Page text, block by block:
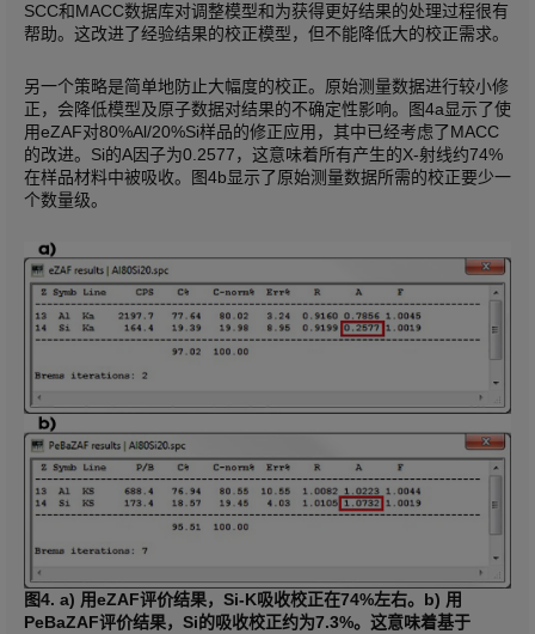
SCC和MACC数据库对调整模型和为获得更好结果的处理过程很有
帮助。这改进了经验结果的校正模型，但不能降低大的校正需求。
另一个策略是简单地防止大幅度的校正。原始测量数据进行较小修
正，会降低模型及原子数据对结果的不确定性影响。图4a显示了使
用eZAF对80%Al/20%Si样品的修正应用，其中已经考虑了MACC
的改进。Si的A因子为0.2577，这意味着所有产生的X-射线约74%
在样品材料中被吸收。图4b显示了原始测量数据所需的校正要少一
个数量级。
图4. a) 用eZAF评价结果，Si-K吸收校正在74%左右。b) 用
PeBaZAF评价结果，Si的吸收校正约为7.3%。这意味着基于